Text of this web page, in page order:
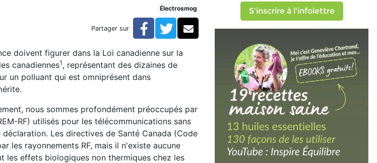
encore sous le radar du droit canadien
Électrosmog
Partager sur Facebook
TwitterCourriel
doivent figurer dans la Loi canadienne sur la
canadiennes1 , représentant des dizaines de
un polluant qui est omniprésent dans
nous sommes profondément préoccupés par
RF) utilisés pour les télécommunications sans
Les directives de Santé Canada (Code
les rayonnements RF, mais il n'existe aucune
les effets biologiques non thermiques chez les
S'inscrire à l'infolettre